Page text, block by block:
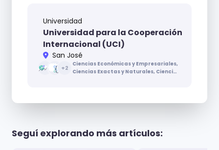
Universidad
Universidad para la Cooperación
Internacional (UCI)
San José
+2
Ciencias Económicas y Empresariales,
Ciencias Exactas y Naturales, Ciencias
Seguí explorando más artículos: